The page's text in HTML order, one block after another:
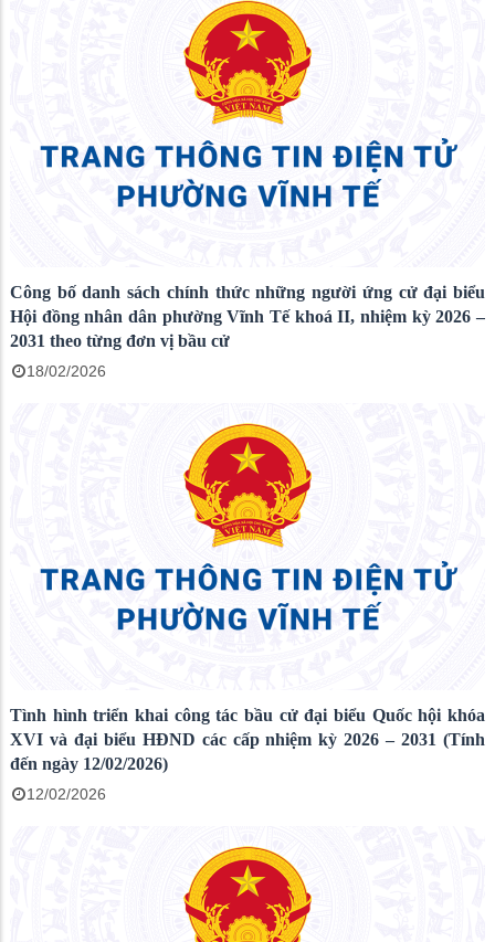
Công bố danh sách chính thức những người ứng cử đại biểu
Hội đồng nhân dân phường Vĩnh Tế khoá II, nhiệm kỳ 2026 –
2031 theo từng đơn vị bầu cử
18/02/2026
Tình hình triển khai công tác bầu cử đại biểu Quốc hội khóa
XVI và đại biểu HĐND các cấp nhiệm kỳ 2026 – 2031 (Tính
đến ngày 12/02/2026)
12/02/2026